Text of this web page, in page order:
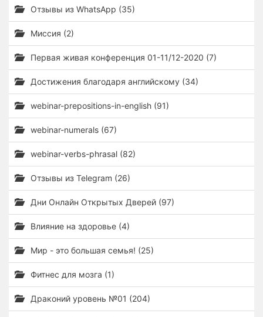
Отзывы из WhatsApp (35)
Миссия (2)
Первая живая конференция 01-11/12-2020 (7)
Достижения благодаря английскому (34)
webinar-prepositions-in-english (91)
webinar-numerals (67)
webinar-verbs-phrasal (82)
Отзывы из Telegram (26)
Дни Онлайн Открытых Дверей (97)
Влияние на здоровье (4)
Мир - это большая семья! (25)
Фитнес для мозга (1)
Драконий уровень №01 (204)